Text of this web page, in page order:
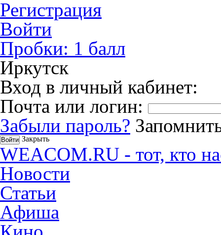
Регистрация
Войти
Пробки: 1 балл
Иркутск
Вход в личный кабинет:
Почта или логин:
Забыли пароль?
Закрыть
WEACOM.RU - тот, кто
Новости
Статьи
Афиша